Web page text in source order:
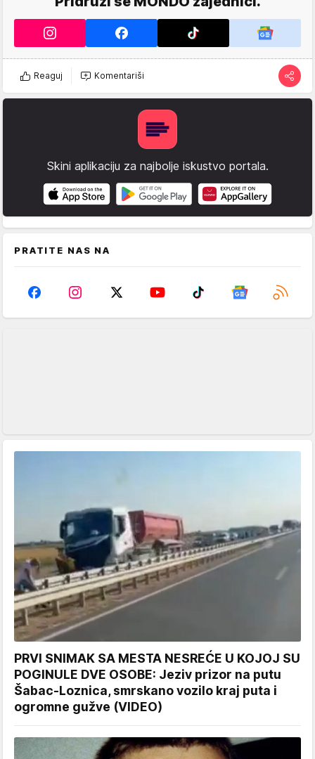
Reaguj Komentariši
Skini aplikaciju za najbolje iskustvo portala.
PRATITE NAS NA
PRVI SNIMAK SA MESTA NESREĆE U KOJOJ SU
POGINULE DVE OSOBE: Jeziv prizor na putu
Šabac-Loznica, smrskano vozilo kraj puta i
ogromne gužve (VIDEO)